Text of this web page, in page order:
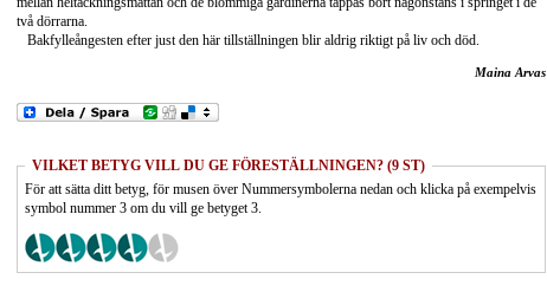
två dörrarna.
Bakfylleångesten efter just den här tillställningen blir aldrig riktigt på liv och död.
Maina Arvas
VILKET BETYG VILL DU GE FÖRESTÄLLNINGEN? (9 ST)
För att sätta ditt betyg, för musen över Nummersymbolerna nedan och klicka på exempelvis
symbol nummer 3 om du vill ge betyget 3.